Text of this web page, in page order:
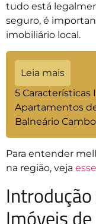
tudo está
seguro, é
imobiliário local.
Leia mais
5 Características
Apartamentos
Balneário
Para entender
na região, veja
Imóveis